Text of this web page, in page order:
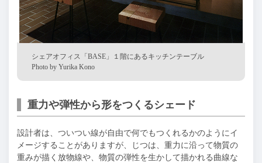
シェアオフィス「BASE」１階にあるキッチンテーブル
Photo by Yurika Kono
重力や弾性から形をつくるシェード
設計者は、ついつい線が自由で何でもつくれるかのようにイ
メージすることがありますが、じつは、重力に沿って物質の
重みが描く放物線や、物質の弾性を生かして描かれる曲線な